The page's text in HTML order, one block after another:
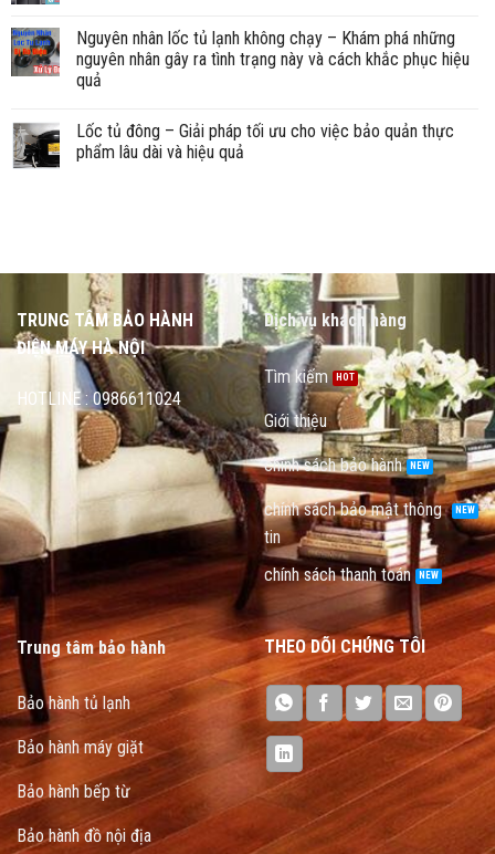
Nguyên nhân lốc tủ lạnh không chạy – Khám phá những
nguyên nhân gây ra tình trạng này và cách khắc phục hiệu
quả
Lốc tủ đông – Giải pháp tối ưu cho việc bảo quản thực
phẩm lâu dài và hiệu quả
TRUNG TÂM BẢO HÀNH
ĐIỆN MÁY HÀ NỘI
HOTLINE : 0986611024
Dịch vụ khách hàng
Tìm kiếm
Giới thiệu
chính sách bảo hành
chính sách bảo mật thông
tin
chính sách thanh toán
Trung tâm bảo hành
Bảo hành tủ lạnh
Bảo hành máy giặt
Bảo hành bếp từ
Bảo hành đồ nội địa
THEO DÕI CHÚNG TÔI